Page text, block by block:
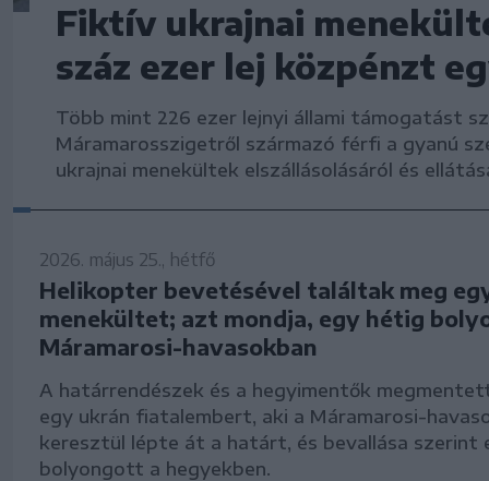
Fiktív ukrajnai
száz ezer lej közpénzt
Több mint 226 ezer lejnyi állami támogatást
Máramarosszigetről származó férfi a gyanú
ukrajnai menekültek elszállásolásáról és
2026. május 25., hétfő
Helikopter bevetésével találtak meg
menekültet; azt mondja, egy hétig
Máramarosi-havasokban
A határrendészek és a hegyimentők
egy ukrán fiatalembert, aki a Máramarosi-
keresztül lépte át a határt, és bevallása szerint
bolyongott a hegyekben.